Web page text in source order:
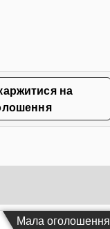
на
Мала оголошення